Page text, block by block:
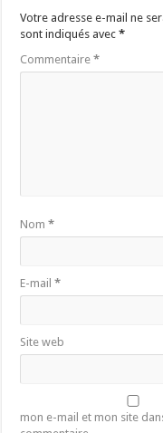
Votre adresse e-mail ne
sont indiqués avec*
Commentaire*
Nom*
E-mail*
Site web
mon e-mail et mon site